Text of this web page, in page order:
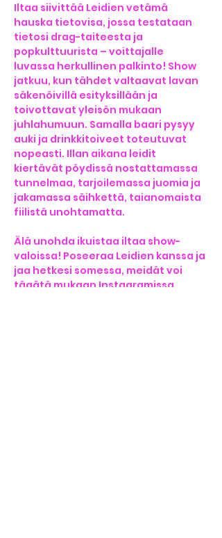
Iltaa siivittää Leidien vetämä
hauska tietovisa, jossa testataan
tietosi drag-taiteesta ja
popkulttuurista – voittajalle
luvassa herkullinen palkinto! Show
jatkuu, kun tähdet valtaavat lavan
säkenöivillä esityksillään ja
toivottavat yleisön mukaan
juhlahumuun. Samalla baari pysyy
auki ja drinkkitoiveet toteutuvat
nopeasti. Illan aikana leidit
kiertävät pöydissä nostattamassa
tunnelmaa, tarjoilemassa juomia ja
jakamassa säihkettä, taianomaista
fiilistä unohtamatta.
Älä unohda ikuistaa iltaa show-
valoissa! Poseeraa Leidien kanssa ja
jaa hetkesi somessa, meidät voi
tägätä mukaan Instagramissa